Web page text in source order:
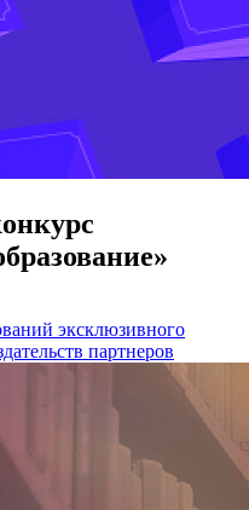
эксклюзивного
партнеров